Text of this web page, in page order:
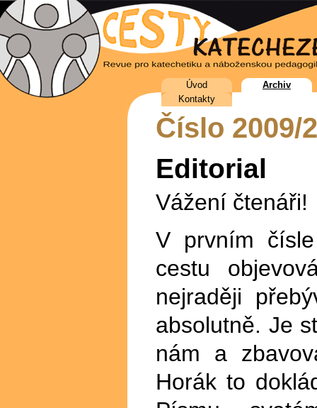
Úvod
Archiv
Kontakty
Číslo 2009/
Editorial
Vážení čtenáři!
V prvním
cestu
nejraději
absolutně. Je
nám a
Horák to